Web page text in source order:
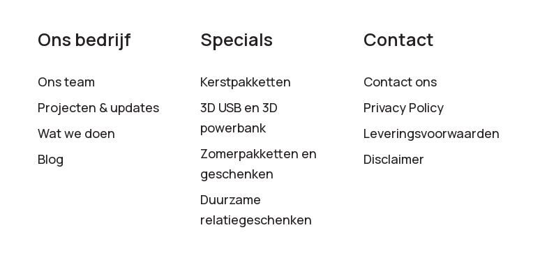
Ons bedrijf
Ons team
Projecten & updates
Wat we doen
Blog
Specials
Kerstpakketten
3D USB en 3D
powerbank
Zomerpakketten en
geschenken
Duurzame
relatiegeschenken
Contact
Contact ons
Privacy Policy
Leveringsvoorwaarden
Disclaimer